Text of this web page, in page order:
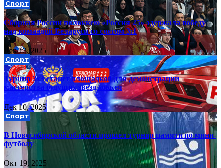
Спорт
Сборная России по хоккею «Россия 25» одержала победу
над командой Беларуси со счетом 3:1
Дек 13, 2025
Спорт
Турнир 3х3 станет площадкой для демонстрации
мастерства будущих звезд хоккея
Дек 10, 2025
Спорт
В Новосибирской области прошел турнир памяти по мини-
футболу
Окт 19, 2025